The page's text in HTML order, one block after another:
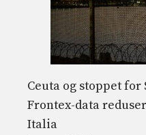
Ceuta og stoppet
Frontex-data
Italia